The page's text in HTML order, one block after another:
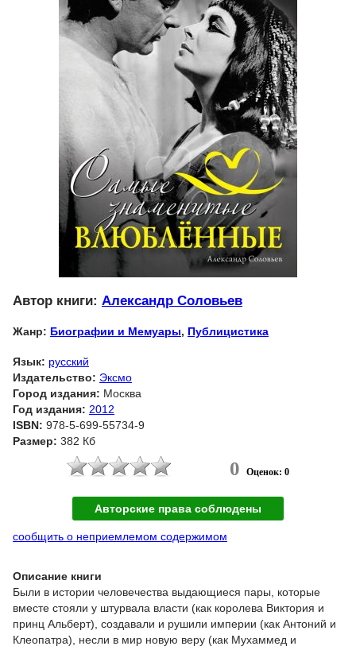
Автор книги: Александр Соловьев
Жанр: Биографии и Мемуары, Публицистика
Язык: русский
Издательство: Эксмо
Город издания: Москва
Год издания: 2012
ISBN: 978-5-699-55734-9
Размер: 382 Кб
0 Оценок: 0
Авторские права соблюдены
сообщить о неприемлемом содержимом
Описание книги
Были в истории человечества выдающиеся пары, которые
вместе стояли у штурвала власти (как королева Виктория и
принц Альберт), создавали и рушили империи (как Антоний и
Клеопатра), несли в мир новую веру (как Мухаммед и